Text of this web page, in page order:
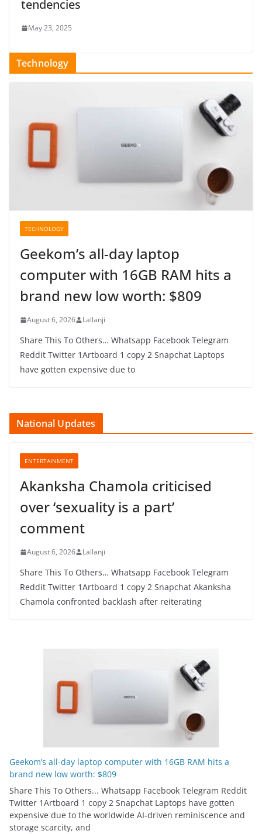
tendencies
May 23, 2025
Technology
TECHNOLOGY
Geekom’s all-day laptop
computer with 16GB RAM hits a
brand new low worth: $809
August 6, 2026 Lallanji
Share This To Others… Whatsapp Facebook Telegram
Reddit Twitter 1Artboard 1 copy 2 Snapchat Laptops
have gotten expensive due to
National Updates
ENTERTAINMENT
Akanksha Chamola criticised
over ‘sexuality is a part’
comment
August 6, 2026 Lallanji
Share This To Others… Whatsapp Facebook Telegram
Reddit Twitter 1Artboard 1 copy 2 Snapchat Akanksha
Chamola confronted backlash after reiterating
Geekom’s all-day laptop computer with 16GB RAM hits a
brand new low worth: $809
Share This To Others... Whatsapp Facebook Telegram Reddit
Twitter 1Artboard 1 copy 2 Snapchat Laptops have gotten
expensive due to the worldwide AI-driven reminiscence and
storage scarcity, and